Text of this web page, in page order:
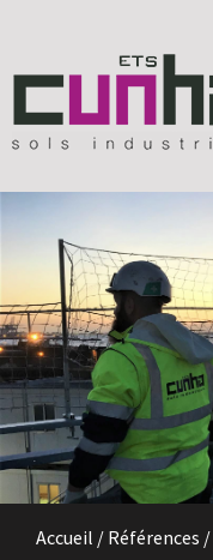
Accueil / Références /